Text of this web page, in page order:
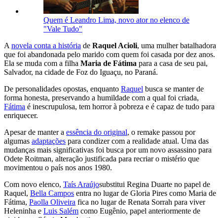
Quem é Leandro Lima, novo ator no elenco de
"Vale Tudo"
A novela conta a história de Raquel Acioli, uma mulher batalhadora
que foi abandonada pelo marido com quem foi casada por dez anos.
Ela se muda com a filha Maria de Fátima para a casa de seu pai,
Salvador, na cidade de Foz do Iguaçu, no Paraná.
De personalidades opostas, enquanto Raquel busca se manter de
forma honesta, preservando a humildade com a qual foi criada,
Fátima é inescrupulosa, tem horror à pobreza e é capaz de tudo para
enriquecer.
Apesar de manter a essência do original, o remake passou por
algumas adaptações para condizer com a realidade atual. Uma das
mudanças mais significativas foi busca por um novo assassino para
Odete Roitman, alteração justificada para recriar o mistério que
movimentou o país nos anos 1980.
Com novo elenco, Taís Araújosubstitui Regina Duarte no papel de
Raquel, Bella Campos entra no lugar de Gloria Pires como Maria de
Fátima, Paolla Oliveira fica no lugar de Renata Sorrah para viver
Heleninha e Luis Salém como Eugênio, papel anteriormente de